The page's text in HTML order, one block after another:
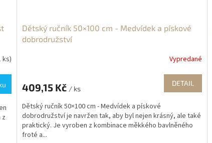
ks)
z
Dětský ručník 50×100 cm - Medvídek a pískové
dobrodružství
Vypredané
409,15 Kč / ks
DETAIL
Dětský ručník 50×100 cm - Medvídek a pískové
dobrodružství je navržen tak, aby byl nejen krásný, ale také
praktický. Je vyroben z kombinace měkkého bavlněného
froté a...